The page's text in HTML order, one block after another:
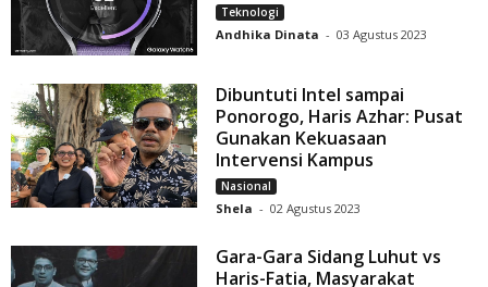
Teknologi
Andhika Dinata - 03 Agustus 2023
Dibuntuti Intel sampai
Ponorogo, Haris Azhar: Pusat
Gunakan Kekuasaan
Intervensi Kampus
Nasional
Shela - 02 Agustus 2023
Gara-Gara Sidang Luhut vs
Haris-Fatia, Masyarakat